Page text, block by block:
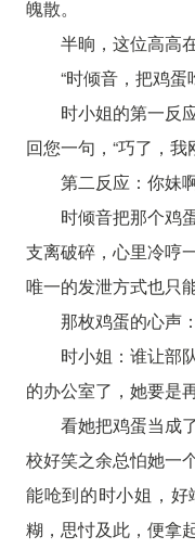
魄散。
半晌，这位高高
“时倾音，把鸡蛋
时小姐的第一反
回您一句，“巧了，我
第二反应：你妹
时倾音把那个鸡
支离破碎，心里冷哼
唯一的发泄方式也只
那枚鸡蛋的心声
时小姐：谁让部
的办公室了，她要是
看她把鸡蛋当成
校好笑之余总怕她一
能呛到的时小姐，
糊，思忖及此，便拿